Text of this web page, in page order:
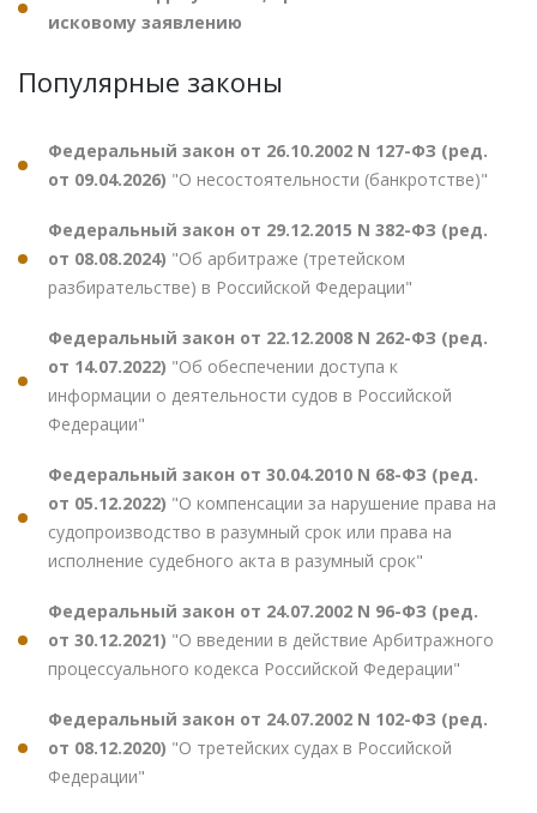
исковому заявлению
Популярные законы
Федеральный закон от 26.10.2002 N 127-ФЗ (ред.
от 09.04.2026) "О несостоятельности (банкротстве)"
Федеральный закон от 29.12.2015 N 382-ФЗ (ред.
от 08.08.2024) "Об арбитраже (третейском
разбирательстве) в Российской Федерации"
Федеральный закон от 22.12.2008 N 262-ФЗ (ред.
от 14.07.2022) "Об обеспечении доступа к
информации о деятельности судов в Российской
Федерации"
Федеральный закон от 30.04.2010 N 68-ФЗ (ред.
от 05.12.2022) "О компенсации за нарушение права на
судопроизводство в разумный срок или права на
исполнение судебного акта в разумный срок"
Федеральный закон от 24.07.2002 N 96-ФЗ (ред.
от 30.12.2021) "О введении в действие Арбитражного
процессуального кодекса Российской Федерации"
Федеральный закон от 24.07.2002 N 102-ФЗ (ред.
от 08.12.2020) "О третейских судах в Российской
Федерации"